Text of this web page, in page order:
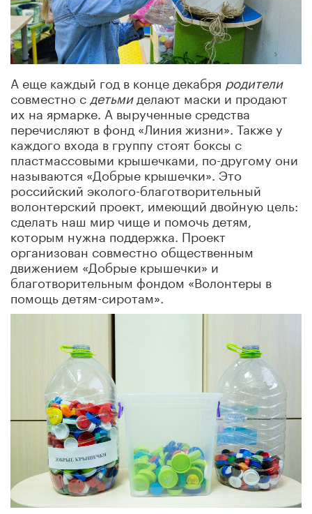
А еще каждый год в конце декабря родители
совместно с детьмиделают маски и продают
их на ярмарке. А вырученные средства
перечисляют в фонд «Линия жизни». Также у
каждого входа в группу стоят боксы с
пластмассовыми крышечками, по-другому они
называются «Добрые крышечки». Это
российский эколого-благотворительный
волонтерский проект, имеющий двойную цель:
сделать наш мир чище и помочь детям,
которым нужна поддержка. Проект
организован совместно общественным
движением «Добрые крышечки» и
благотворительным фондом «Волонтеры в
помощь детям-сиротам».